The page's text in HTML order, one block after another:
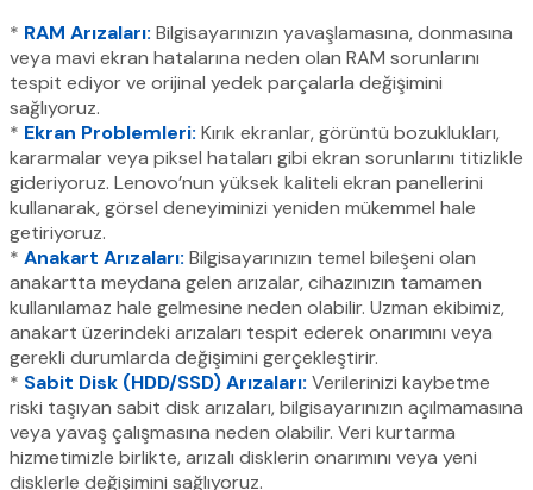
* RAM Arızaları: Bilgisayarınızın yavaşlamasına, donmasına
veya mavi ekran hatalarına neden olan RAM sorunlarını
tespit ediyor ve orijinal yedek parçalarla değişimini
sağlıyoruz.
* Ekran Problemleri: Kırık ekranlar, görüntü bozuklukları,
kararmalar veya piksel hataları gibi ekran sorunlarını titizlikle
gideriyoruz. Lenovo’nun yüksek kaliteli ekran panellerini
kullanarak, görsel deneyiminizi yeniden mükemmel hale
getiriyoruz.
* Anakart Arızaları: Bilgisayarınızın temel bileşeni olan
anakartta meydana gelen arızalar, cihazınızın tamamen
kullanılamaz hale gelmesine neden olabilir. Uzman ekibimiz,
anakart üzerindeki arızaları tespit ederek onarımını veya
gerekli durumlarda değişimini gerçekleştirir.
* Sabit Disk (HDD/SSD) Arızaları: Verilerinizi kaybetme
riski taşıyan sabit disk arızaları, bilgisayarınızın açılmamasına
veya yavaş çalışmasına neden olabilir. Veri kurtarma
hizmetimizle birlikte, arızalı disklerin onarımını veya yeni
disklerle değişimini sağlıyoruz.